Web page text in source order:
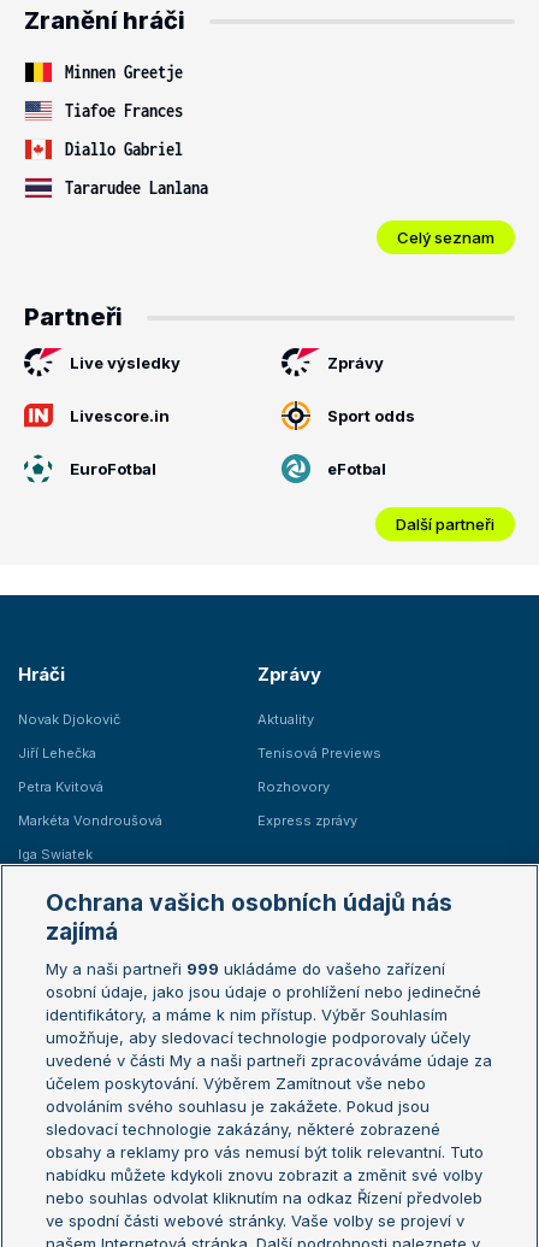
Zranění hráči
Minnen Greetje
Tiafoe Frances
Diallo Gabriel
Tararudee Lanlana
Celý seznam
Partneři
Live výsledky Zprávy
Livescore.in Sport odds
EuroFotbal eFotbal
Další partneři
Hráči
Novak Djokovič
Jiří Lehečka
Petra Kvitová
Markéta Vondroušová
Iga Swiatek
Zprávy
Aktuality
Tenisová Previews
Rozhovory
Express zprávy
Žebříčky
Žebříček ATP (muži)
Žebříček WTA (ženy)
Sázkařský žebříček
Australian Open
French Open
Wimbledon
US Open
Turnaj mistrů
Turnaj mistryň
Aktualní trendy
Fotbalové přestupy
Ochrana vašich osobních údajů nás
zajímá
My a naši partneři 999 ukládáme do vašeho zařízení
osobní údaje, jako jsou údaje o prohlížení nebo jedinečné
identifikátory, a máme k nim přístup. Výběr Souhlasím
umožňuje, aby sledovací technologie podporovaly účely
uvedené v části My a naši partneři zpracováváme údaje za
účelem poskytování. Výběrem Zamítnout vše nebo
odvoláním svého souhlasu je zakážete. Pokud jsou
sledovací technologie zakázány, některé zobrazené
obsahy a reklamy pro vás nemusí být tolik relevantní. Tuto
nabídku můžete kdykoli znovu zobrazit a změnit své volby
nebo souhlas odvolat kliknutím na odkaz Řízení předvoleb
ve spodní části webové stránky. Vaše volby se projeví v